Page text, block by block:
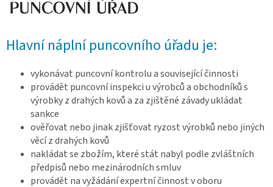
Hlavní náplní puncovního úřadu je:
vykonávat puncovní kontrolu a související činnosti
provádět puncovní inspekci u výrobců a obchodníků s
výrobky z drahých kovů a za zjištěné závady ukládat
sankce
ověřovat nebo jinak zjišťovat ryzost výrobků nebo jiných
věcí z drahých kovů
nakládat se zbožím, které stát nabyl podle zvláštních
předpisů nebo mezinárodních smluv
provádět na vyžádání expertní činnost v oboru